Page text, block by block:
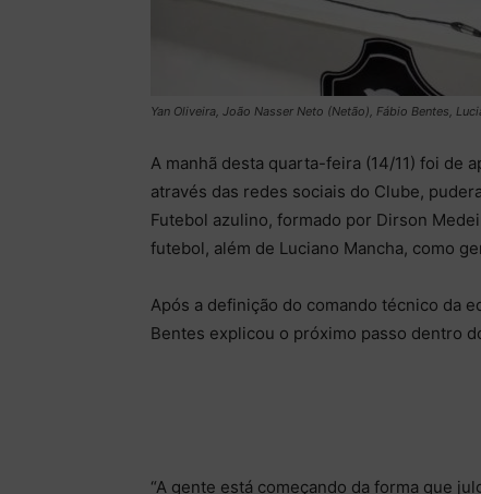
Yan Oliveira, João Nasser Neto (Netão), Fábio Bentes,
A manhã desta quarta-feira (14/11) foi de
através das redes sociais do Clube,
Futebol azulino, formado por Dirson
futebol, além de Luciano Mancha, como
Após a definição do comando técnico da
Bentes explicou o próximo passo dentro
“A gente está começando da forma que